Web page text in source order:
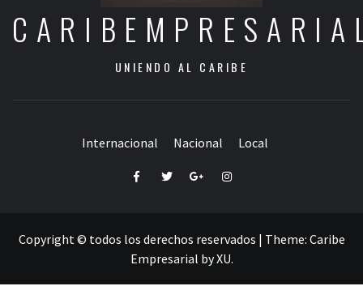
UNIENDO AL CARIBE
Internacional Nacional Local
FacebookTwitterGoogle+Instagram
Copyright © todos los derechos reservados | Theme: Caribe
Empresarial byXU.